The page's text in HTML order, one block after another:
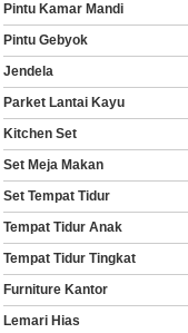
Pintu Kamar Mandi
Pintu Gebyok
Jendela
Parket Lantai Kayu
Kitchen Set
Set Meja Makan
Set Tempat Tidur
Tempat Tidur Anak
Tempat Tidur Tingkat
Furniture Kantor
Lemari Hias